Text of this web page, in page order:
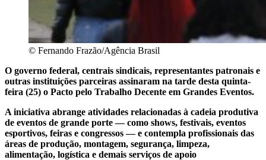
© Fernando Frazão/Agência Brasil
O governo federal, centrais sindicais, representantes patronais e
outras instituições parceiras assinaram na tarde desta quinta-
feira (25) o Pacto pelo Trabalho Decente em Grandes Eventos.
A iniciativa abrange atividades relacionadas à cadeia produtiva
de eventos de grande porte — como shows, festivais, eventos
esportivos, feiras e congressos — e contempla profissionais das
áreas de produção, montagem, segurança, limpeza,
alimentação, logística e demais serviços de apoio